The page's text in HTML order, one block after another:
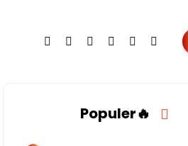
Populer🔥